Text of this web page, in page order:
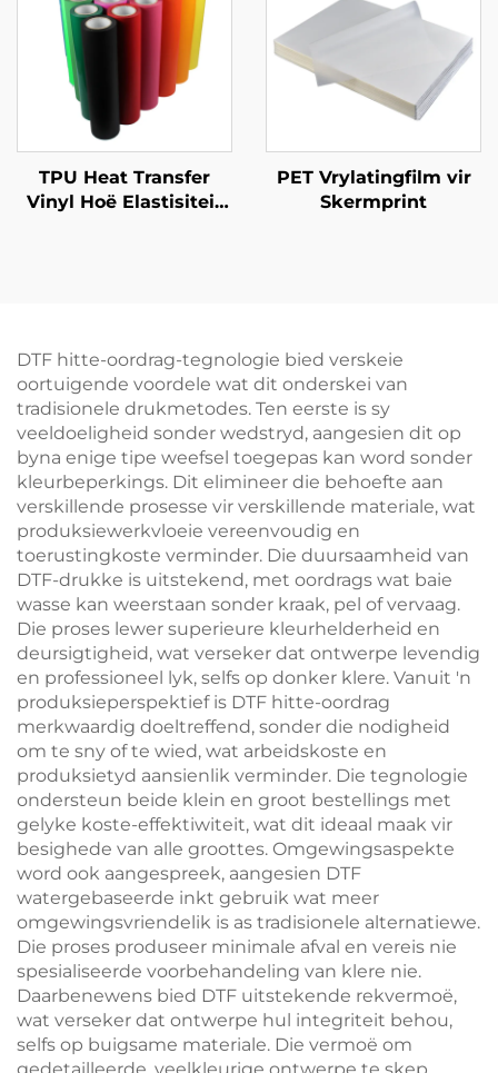
TPU Heat Transfer
Vinyl Hoë Elastisiteit
PET Vrylatingfilm vir
Skermprint
DTF hitte-oordrag-tegnologie bied verskeie
oortuigende voordele wat dit onderskei van
tradisionele drukmetodes. Ten eerste is sy
veeldoeligheid sonder wedstryd, aangesien dit op
byna enige tipe weefsel toegepas kan word sonder
kleurbeperkings. Dit elimineer die behoefte aan
verskillende prosesse vir verskillende materiale, wat
produksiewerkvloeie vereenvoudig en
toerustingkoste verminder. Die duursaamheid van
DTF-drukke is uitstekend, met oordrags wat baie
wasse kan weerstaan sonder kraak, pel of vervaag.
Die proses lewer superieure kleurhelderheid en
deursigtigheid, wat verseker dat ontwerpe levendig
en professioneel lyk, selfs op donker klere. Vanuit 'n
produksieperspektief is DTF hitte-oordrag
merkwaardig doeltreffend, sonder die nodigheid
om te sny of te wied, wat arbeidskoste en
produksietyd aansienlik verminder. Die tegnologie
ondersteun beide klein en groot bestellings met
gelyke koste-effektiwiteit, wat dit ideaal maak vir
besighede van alle groottes. Omgewingsaspekte
word ook aangespreek, aangesien DTF
watergebaseerde inkt gebruik wat meer
omgewingsvriendelik is as tradisionele alternatiewe.
Die proses produseer minimale afval en vereis nie
spesialiseerde voorbehandeling van klere nie.
Daarbenewens bied DTF uitstekende rekvermoë,
wat verseker dat ontwerpe hul integriteit behou,
selfs op buigsame materiale. Die vermoë om